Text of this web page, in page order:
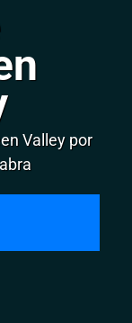
Valley por